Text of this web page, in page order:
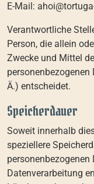
E-Mail:
Verantwortliche
Person, die allein
Zwecke und Mittel
personenbezogenen
Ä.) entscheidet.
Speicherdauer
Soweit innerhalb
speziellere
Datenverarbeitung